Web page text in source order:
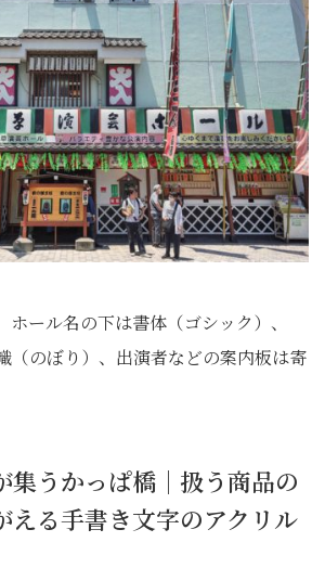
ホール名の下は書体（ゴシック）、
（のぼり）、出演者などの案内板は寄
集うかっぱ橋｜扱う商品の
える手書き文字のアクリル